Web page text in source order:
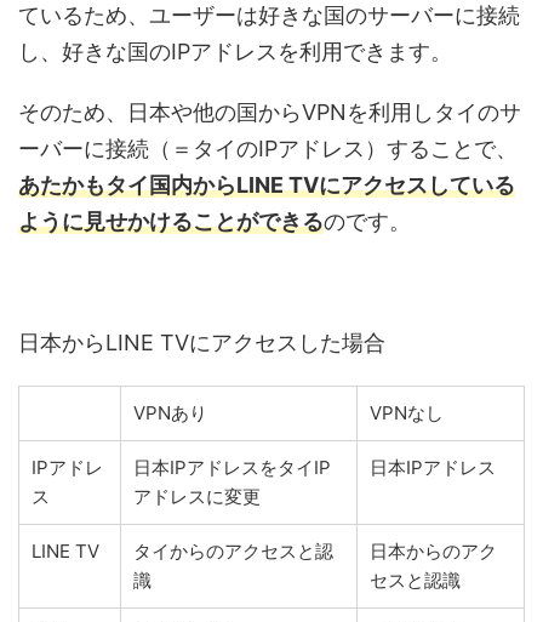
ているため、ユーザーは好きな国のサーバーに接続
し、好きな国のIPアドレスを利用できます。
そのため、日本や他の国からVPNを利用しタイのサ
ーバーに接続（＝タイのIPアドレス）することで、
あたかもタイ国内からLINE TVにアクセスしている
ように見せかけることができるのです。
日本からLINE TVにアクセスした場合
VPNあり VPNなし
IPアドレ
ス
日本IPアドレスをタイIP
アドレスに変更
日本IPアドレス
LINE TV
タイからのアクセスと認
識
日本からのアク
セスと認識